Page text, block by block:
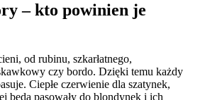
– kto powinien je
od rubinu, szkarłatnego,
czy bordo. Dzięki temu każdy
Ciepłe czerwienie dla szatynek,
będą pasowały do blondynek i ich